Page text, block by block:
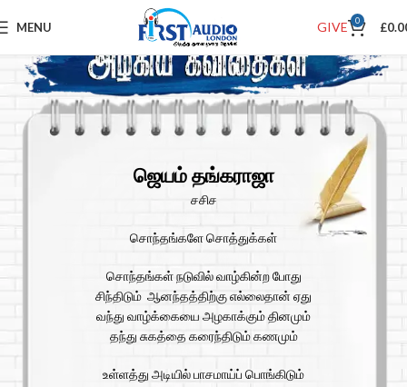
MENU GIVE 0 £
ஜெயம் தங்கராஜா
சசிச
சொந்தங்களே சொத்துக்கள்
சொந்தங்கள் நடுவில் வாழ்கின்ற போது
சிந்திடும் ஆனந்தத்திற்கு எல்லைதான் ஏது
வந்து வாழ்க்கையை அழகாக்கும் தினமும்
தந்து சுகத்தை கரைந்திடும் கணமும்
உள்ளத்து அடியில் பாசமாய்ப் பொங்கிடும்